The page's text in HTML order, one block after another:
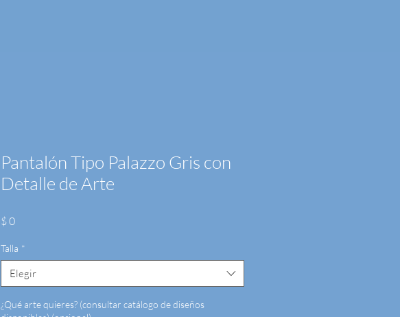
Pantalón Tipo Palazzo Gris con
Detalle de Arte
$ 0Precio
Talla *
Elegir
¿Qué arte quieres? (consultar catálogo de diseños